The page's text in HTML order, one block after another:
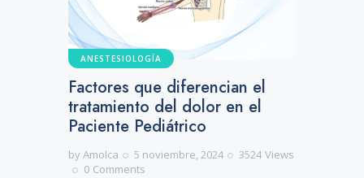
ANESTESIOLOGÍA
Factores que diferencian el
tratamiento del dolor en el
Paciente Pediátrico
byAmolca 5 noviembre, 2024 3524 Views
0 Comments